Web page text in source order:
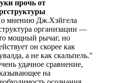
прочь от
мнению Дж.Хэйгела
организации —
мощный рычаг, но
он скорее как
а не как скальпель."
удачное сравнение,
на